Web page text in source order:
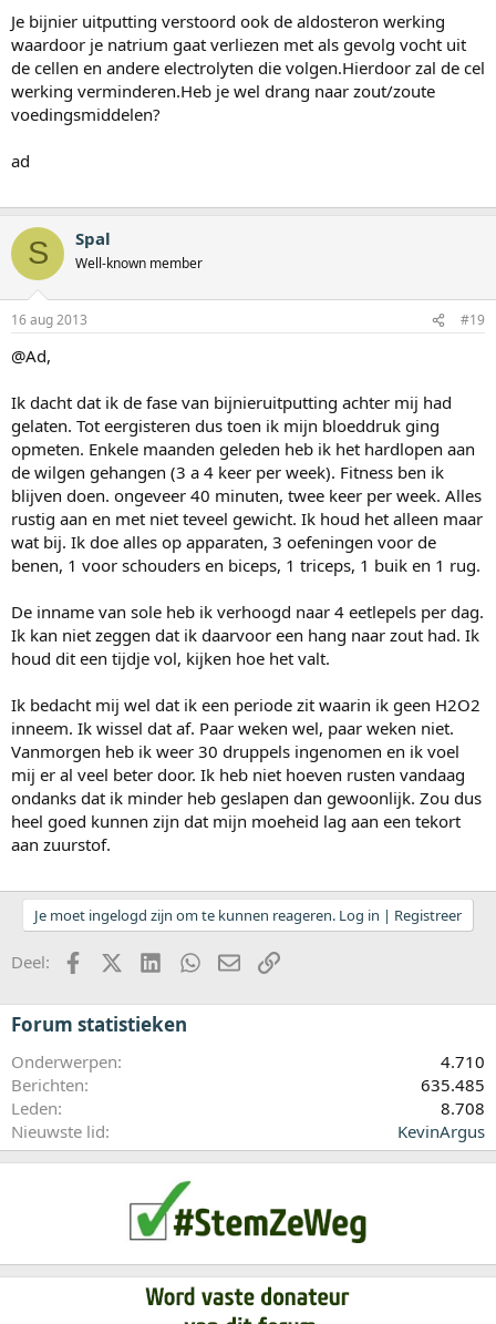
Je bijnier uitputting verstoord ook de aldosteron werking
waardoor je natrium gaat verliezen met als gevolg vocht uit
de cellen en andere electrolyten die volgen.Hierdoor zal de cel
werking verminderen.Heb je wel drang naar zout/zoute
voedingsmiddelen?
ad
S Spal
Well-known member
16 aug 2013 #19
@Ad,
Ik dacht dat ik de fase van bijnieruitputting achter mij had
gelaten. Tot eergisteren dus toen ik mijn bloeddruk ging
opmeten. Enkele maanden geleden heb ik het hardlopen aan
de wilgen gehangen (3 a 4 keer per week). Fitness ben ik
blijven doen. ongeveer 40 minuten, twee keer per week. Alles
rustig aan en met niet teveel gewicht. Ik houd het alleen maar
wat bij. Ik doe alles op apparaten, 3 oefeningen voor de
benen, 1 voor schouders en biceps, 1 triceps, 1 buik en 1 rug.
De inname van sole heb ik verhoogd naar 4 eetlepels per dag.
Ik kan niet zeggen dat ik daarvoor een hang naar zout had. Ik
houd dit een tijdje vol, kijken hoe het valt.
Ik bedacht mij wel dat ik een periode zit waarin ik geen H2O2
inneem. Ik wissel dat af. Paar weken wel, paar weken niet.
Vanmorgen heb ik weer 30 druppels ingenomen en ik voel
mij er al veel beter door. Ik heb niet hoeven rusten vandaag
ondanks dat ik minder heb geslapen dan gewoonlijk. Zou dus
heel goed kunnen zijn dat mijn moeheid lag aan een tekort
aan zuurstof.
Je moet ingelogd zijn om te kunnen reageren. Log in | Registreer
Deel: FacebookX (Twitter)LinkedInWhatsApp
E-mailkoppeling
Forum statistieken
Onderwerpen
4.710
Berichten
635.485
Leden
8.708
Nieuwste lid
KevinArgus